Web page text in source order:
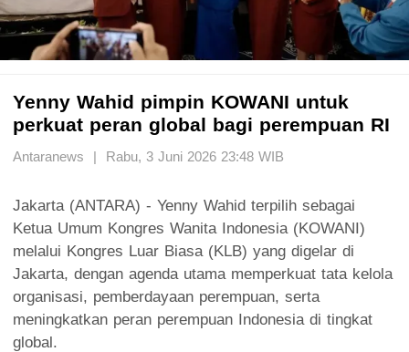
Yenny Wahid pimpin KOWANI untuk
perkuat peran global bagi perempuan RI
Antaranews | Rabu, 3 Juni 2026 23:48 WIB
Jakarta (ANTARA) - Yenny Wahid terpilih sebagai
Ketua Umum Kongres Wanita Indonesia (KOWANI)
melalui Kongres Luar Biasa (KLB) yang digelar di
Jakarta, dengan agenda utama memperkuat tata kelola
organisasi, pemberdayaan perempuan, serta
meningkatkan peran perempuan Indonesia di tingkat
global.